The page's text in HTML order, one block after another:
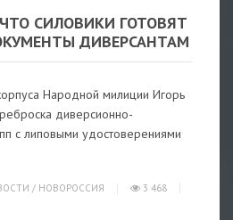
СИЛОВИКИ ГОТОВЯТ
ДИВЕРСАНТАМ
Народной милиции Игорь
диверсионно-
с липовыми удостоверениями
/ НОВОРОССИЯ
3 468